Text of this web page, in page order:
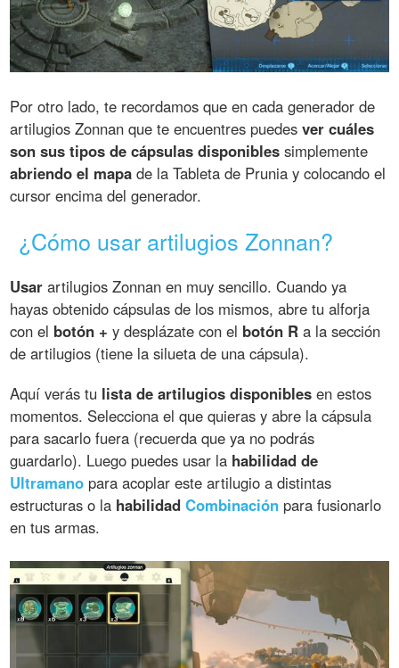
Por otro lado, te recordamos que en cada generador de
artilugios Zonnan que te encuentres puedesver cuáles
son sus tipos de cápsulas disponibles simplemente
abriendo el mapa de la Tableta de Prunia y colocando el
cursor encima del generador.
¿Cómo usar artilugios Zonnan?
Usar artilugios Zonnan en muy sencillo. Cuando ya
hayas obtenido cápsulas de los mismos, abre tu alforja
con el botón + y desplázate con el botón R a la sección
de artilugios (tiene la silueta de una cápsula).
Aquí verás tu lista de artilugios disponibles en estos
momentos. Selecciona el que quieras y abre la cápsula
para sacarlo fuera (recuerda que ya no podrás
guardarlo). Luego puedes usar la habilidad de
Ultramano para acoplar este artilugio a distintas
estructuras o la habilidadCombinación para fusionarlo
en tus armas.